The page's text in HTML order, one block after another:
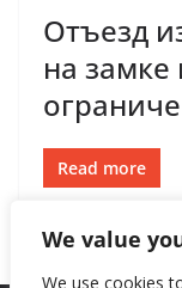
We value
We use cookies
Отъезд
на
Read more